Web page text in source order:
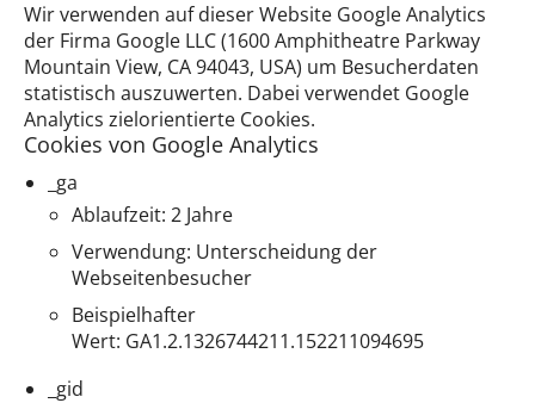
Wir verwenden auf dieser Website Google Analytics
der Firma Google LLC (1600 Amphitheatre Parkway
Mountain View, CA 94043, USA) um Besucherdaten
statistisch auszuwerten. Dabei verwendet Google
Analytics zielorientierte Cookies.
Cookies von Google Analytics
_ga
Ablaufzeit: 2 Jahre
Verwendung: Unterscheidung der
Webseitenbesucher
Beispielhafter
Wert: GA1.2.1326744211.152211094695
_gid